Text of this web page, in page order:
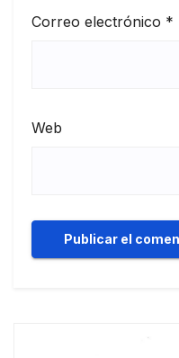
Correo electrónico *
Web